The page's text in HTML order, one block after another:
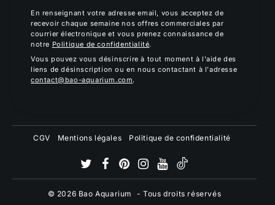
En renseignant votre adresse email, vous acceptez de
recevoir chaque semaine nos offres commerciales par
courrier électronique et vous prenez connaissance de
notre Politique de confidentialité.
Vous pouvez vous désinscrire à tout moment à l'aide des
liens de désinscription ou en nous contactant à l'adresse
contact@bao-aquarium.com.
CGV Mentions légales Politique de confidentialité
© 2026 Bao Aquarium - Tous droits réservés